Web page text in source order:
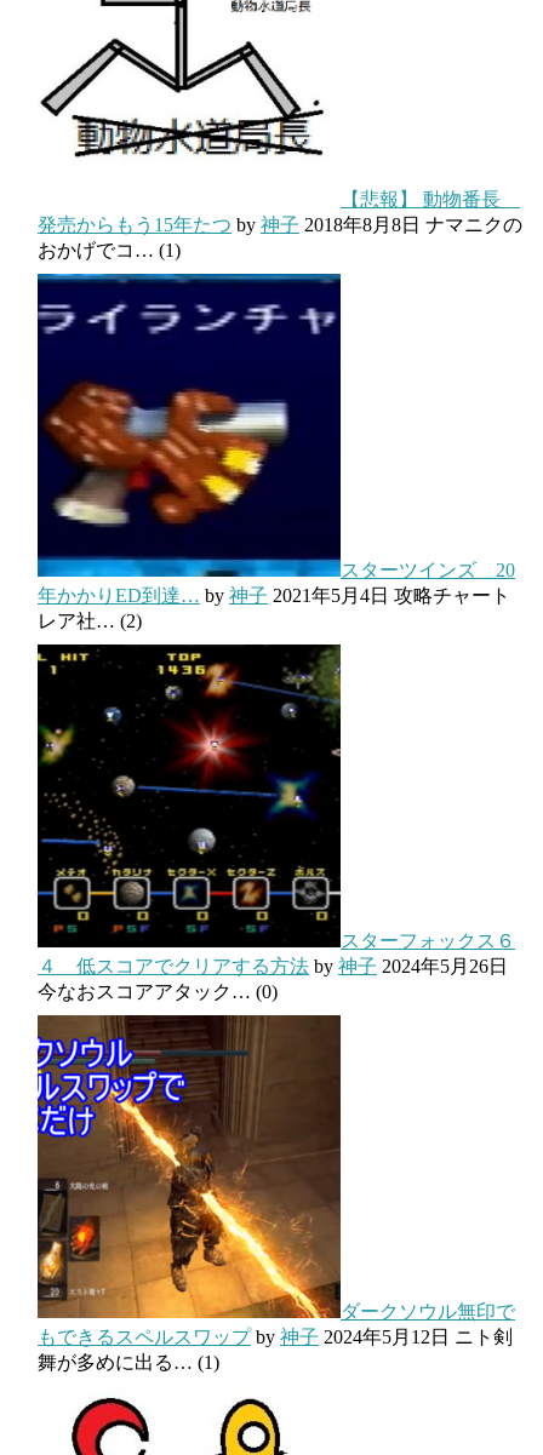
【悲報】 動物番長
発売からもう15年たつ by 神子 2018年8月8日 ナマニクの
おかげでコ… (1)
スターツインズ 20
年かかりED到達… by 神子 2021年5月4日 攻略チャート
レア社… (2)
スターフォックス６
４ 低スコアでクリアする方法 by 神子 2024年5月26日
今なおスコアアタック… (0)
ダークソウル無印で
もできるスペルスワップby 神子 2024年5月12日 ニト剣
舞が多めに出る… (1)